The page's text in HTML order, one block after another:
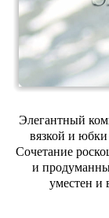
Элегантный
вязкой и
Сочетание
и
уместен и